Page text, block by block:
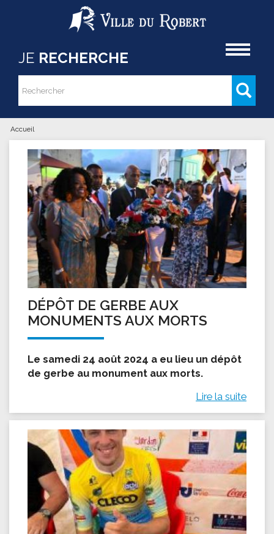
Aller au contenu principal
JE RECHERCHE
Formulaire de recherche
Rechercher
Vous êtes ici
Accueil
DÉPÔT DE GERBE AUX
MONUMENTS AUX MORTS
Le samedi 24 août 2024 a eu lieu un dépôt
de gerbe au monument aux morts.
Lire la suite